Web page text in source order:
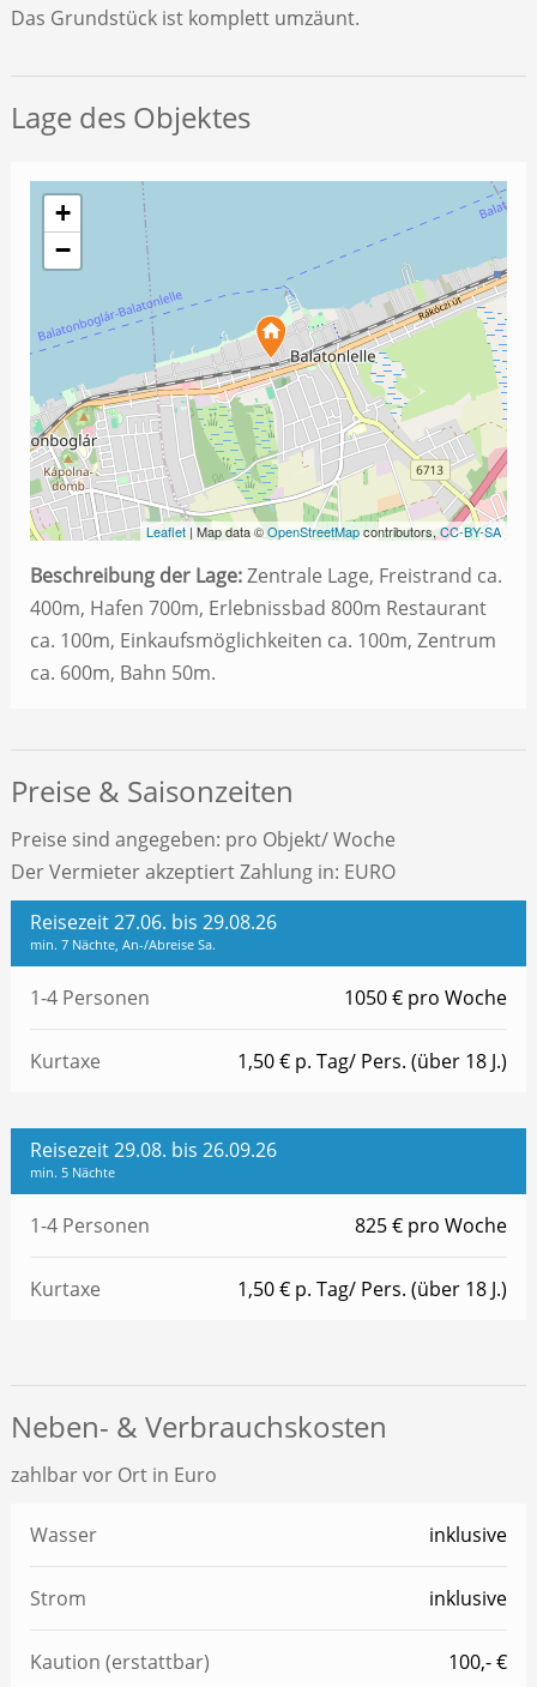
Das Grundstück ist komplett umzäunt.
Lage des Objektes
+
−
Leaflet | Map data ©OpenStreetMapcontributors,CC-BY-SA
Beschreibung der Lage:Zentrale Lage, Freistrand ca.
400m, Hafen 700m, Erlebnissbad 800m Restaurant
ca. 100m, Einkaufsmöglichkeiten ca. 100m, Zentrum
ca. 600m, Bahn 50m.
Preise & Saisonzeiten
Preise sind angegeben: pro Objekt/ Woche
Der Vermieter akzeptiert Zahlung in: EURO
Reisezeit 27.06. bis 29.08.26
min. 7 Nächte, An-/Abreise Sa.
1-4 Personen 1050 € pro Woche
Kurtaxe 1,50 € p. Tag/ Pers. (über 18 J.)
Reisezeit 29.08. bis 26.09.26
min. 5 Nächte
1-4 Personen 825 € pro Woche
Kurtaxe 1,50 € p. Tag/ Pers. (über 18 J.)
Neben- & Verbrauchskosten
zahlbar vor Ort in Euro
Wasser inklusive
Strom inklusive
Kaution (erstattbar) 100,- €